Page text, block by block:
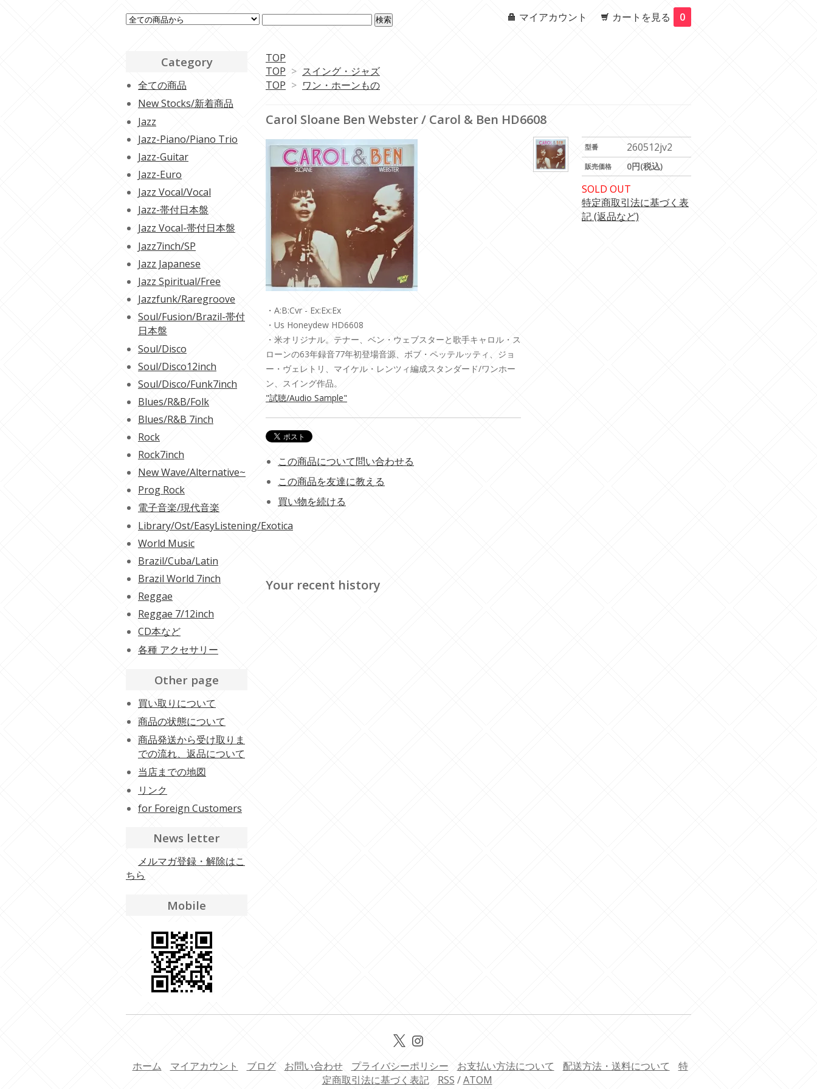
マイアカウント カートを見る 0
TOP
TOP > スイング・ジャズ
TOP > ワン・ホーンもの
Carol Sloane Ben Webster / Carol & Ben HD6608
型番 260512jv2
販売価格 0円(税込)
SOLD OUT
特定商取引法に基づく表
記 (返品など)
・A:B:Cvr - Ex:Ex:Ex
・Us Honeydew HD6608
・米オリジナル。テナー、ベン・ウェブスターと歌手キャロル・ス
ローンの63年録音77年初登場音源、ボブ・ペッテルッティ、ジョ
ー・ヴェレトリ、マイケル・レンツィ編成スタンダード/ワンホー
ン、スイング作品。
"試聴/Audio Sample"
この商品について問い合わせる
この商品を友達に教える
買い物を続ける
Your recent history
Category
全ての商品
New Stocks/新着商品
Jazz
Jazz-Piano/Piano Trio
Jazz-Guitar
Jazz-Euro
Jazz Vocal/Vocal
Jazz-帯付日本盤
Jazz Vocal-帯付日本盤
Jazz7inch/SP
Jazz Japanese
Jazz Spiritual/Free
Jazzfunk/Raregroove
Soul/Fusion/Brazil-帯付
日本盤
Soul/Disco
Soul/Disco12inch
Soul/Disco/Funk7inch
Blues/R&B/Folk
Blues/R&B 7inch
Rock
Rock7inch
New Wave/Alternative~
Prog Rock
電子音楽/現代音楽
Library/Ost/EasyListening/Exotica
World Music
Brazil/Cuba/Latin
Brazil World 7inch
Reggae
Reggae 7/12inch
CD本など
各種 アクセサリー
Other page
買い取りについて
商品の状態について
商品発送から受け取りま
での流れ、返品について
当店までの地図
リンク
for Foreign Customers
News letter
メルマガ登録・解除はこ
ちら
Mobile
ホーム マイアカウント ブログ お問い合わせ プライバシーポリシー お支払い方法について 配送方法・送料について
特
定商取引法に基づく表記
RSS /ATOM